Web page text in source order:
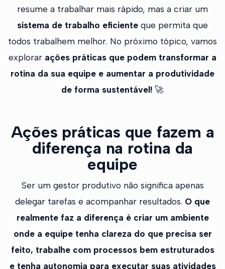
resume a trabalhar mais rápido, mas a criar um
sistema de trabalho eficiente que permita que
todos trabalhem melhor. No próximo tópico, vamos
explorar ações práticas que podem transformar a
rotina da sua equipe e aumentar a produtividade
de forma sustentável! 🚀
Ações práticas que fazem a
diferença na rotina da
equipe
Ser um gestor produtivo não significa apenas
delegar tarefas e acompanhar resultados. O que
realmente faz a diferença é criar um ambiente
onde a equipe tenha clareza do que precisa ser
feito, trabalhe com processos bem estruturados
e tenha autonomia para executar suas atividades